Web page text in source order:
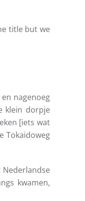
title but we
nagenoeg
klein dorpje
[iets wat
Tokaidoweg
kwamen,